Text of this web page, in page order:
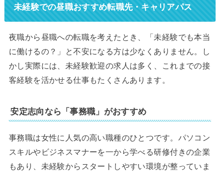
未経験での昼職おすすめ転職先・キャリアパス
夜職から昼職への転職を考えたとき、「未経験でも本当
に働けるの？」と不安になる方は少なくありません。し
かし実際には、未経験歓迎の求人は多く、これまでの接
客経験を活かせる仕事もたくさんあります。
安定志向なら「事務職」がおすすめ
事務職は女性に人気の高い職種のひとつです。パソコン
スキルやビジネスマナーを一から学べる研修付きの企業
もあり、未経験からスタートしやすい環境が整っていま